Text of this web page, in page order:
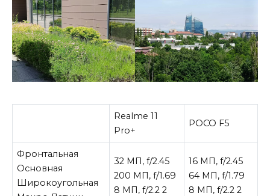
Realme 11
Pro+
POCO F5
Фронтальная
Основная
Широкоугольная
32 МП, f/2.45
200 МП, f/1.69
8 МП, f/2.2 2
16 МП, f/2.45
64 МП, f/1.79
8 МП, f/2.2 2